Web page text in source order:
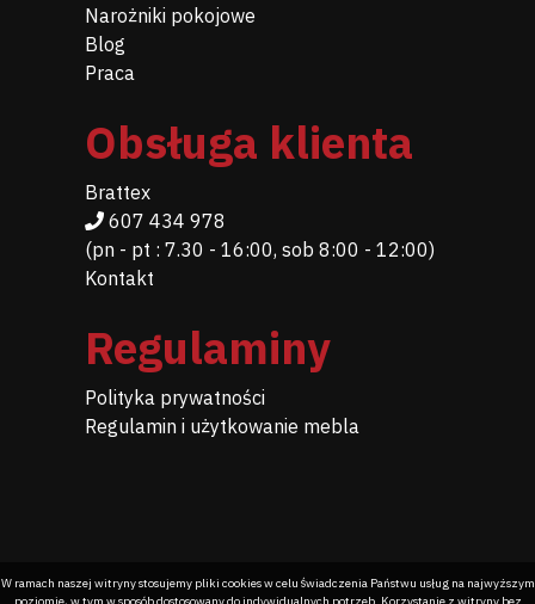
Narożniki pokojowe
Blog
Praca
Obsługa klienta
Brattex
607 434 978
(pn - pt : 7.30 - 16:00, sob 8:00 - 12:00)
Kontakt
Regulaminy
Polityka prywatności
Regulamin i użytkowanie mebla
W ramach naszej witryny stosujemy pliki cookies w celu świadczenia Państwu usług na najwyższym